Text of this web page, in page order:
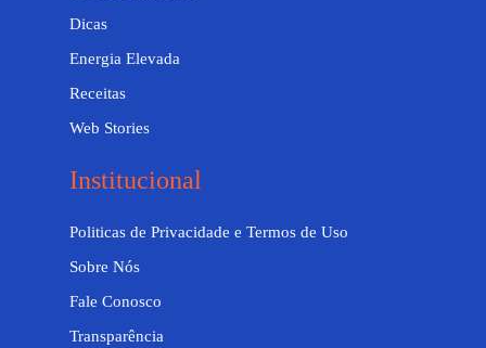
Dicas
Energia Elevada
Receitas
Web Stories
Institucional
Politicas de Privacidade e Termos de Uso
Sobre Nós
Fale Conosco
Transparência